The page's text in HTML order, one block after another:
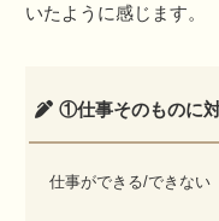
いたように感じます。
①仕事そのものに
仕事ができる/できない